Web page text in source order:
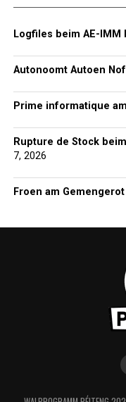
Logfiles beim AE-
Autonoomt Autoen
Prime informatique
Rupture de Stock
7, 2026
Froen am Gemengerot